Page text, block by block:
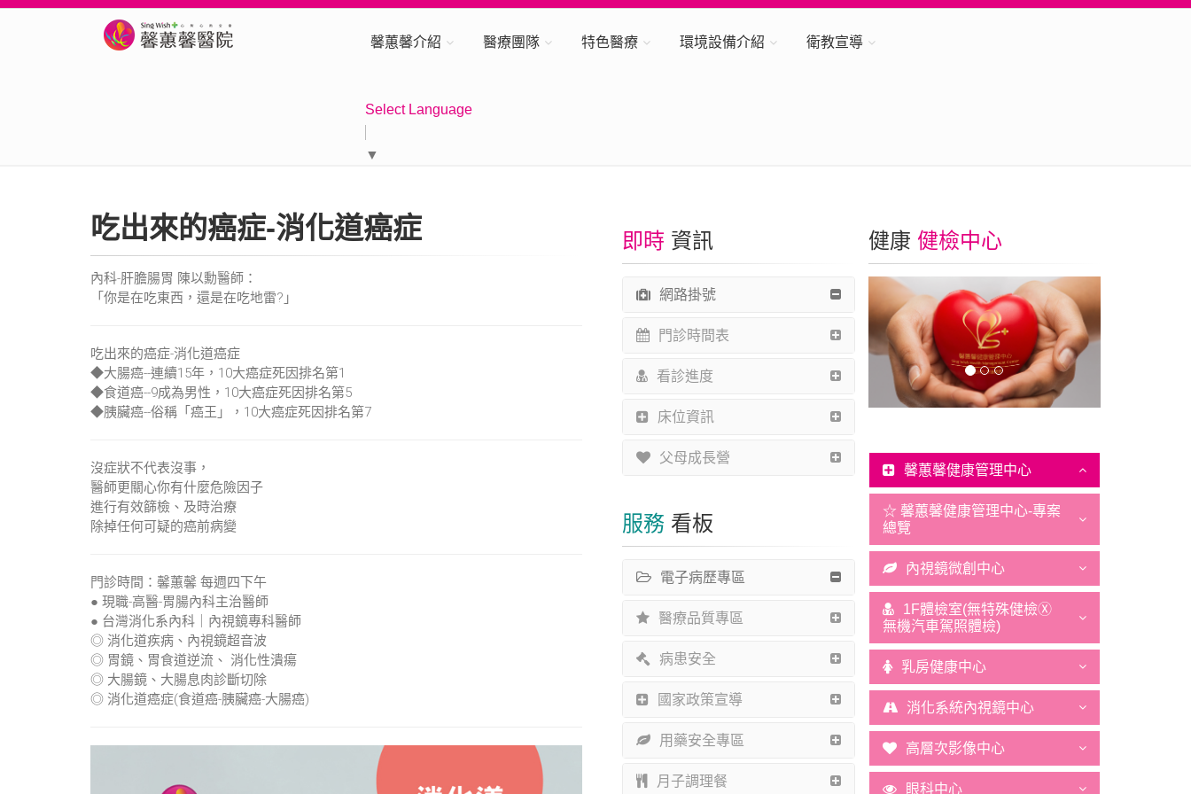
馨蕙馨介紹 醫療團隊 特色醫療 環境設備介紹 衛教宣導
Select Language
▼
吃出來的癌症-消化道癌症
內科-肝膽腸胃 陳以勳醫師：
「你是在吃東西，還是在吃地雷?」
吃出來的癌症-消化道癌症
◆大腸癌--連續15年，10大癌症死因排名第1
◆食道癌--9成為男性，10大癌症死因排名第5
◆胰臟癌--俗稱「癌王」，10大癌症死因排名第7
沒症狀不代表沒事，
醫師更關心你有什麼危險因子
進行有效篩檢、及時治療
除掉任何可疑的癌前病變
門診時間：馨蕙馨 每週四下午
● 現職-高醫-胃腸內科主治醫師
● 台灣消化系內科｜內視鏡專科醫師
◎ 消化道疾病、內視鏡超音波
◎ 胃鏡、胃食道逆流、 消化性潰瘍
◎ 大腸鏡、大腸息肉診斷切除
◎ 消化道癌症(食道癌-胰臟癌-大腸癌)
即時 資訊
網路掛號
門診時間表
看診進度
床位資訊
父母成長營
服務 看板
電子病歷專區
醫療品質專區
病患安全
國家政策宣導
用藥安全專區
月子調理餐
健康 健檢中心
馨蕙馨健康管理中心
☆ 馨蕙馨健康管理中心-專案
總覽
內視鏡微創中心
1F體檢室(無特殊健檢Ⓧ
無機汽車駕照體檢)
乳房健康中心
消化系統內視鏡中心
高層次影像中心
眼科中心